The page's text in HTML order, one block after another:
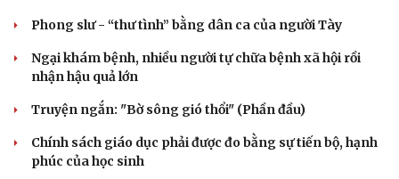
Phong slư - “thư tình” bằng dân ca của người Tày
Ngại khám bệnh, nhiều người tự chữa bệnh xã hội rồi
nhận hậu quả lớn
Truyện ngắn: "Bờ sông gió thổi" (Phần đầu)
Chính sách giáo dục phải được đo bằng sự tiến bộ, hạnh
phúc của học sinh